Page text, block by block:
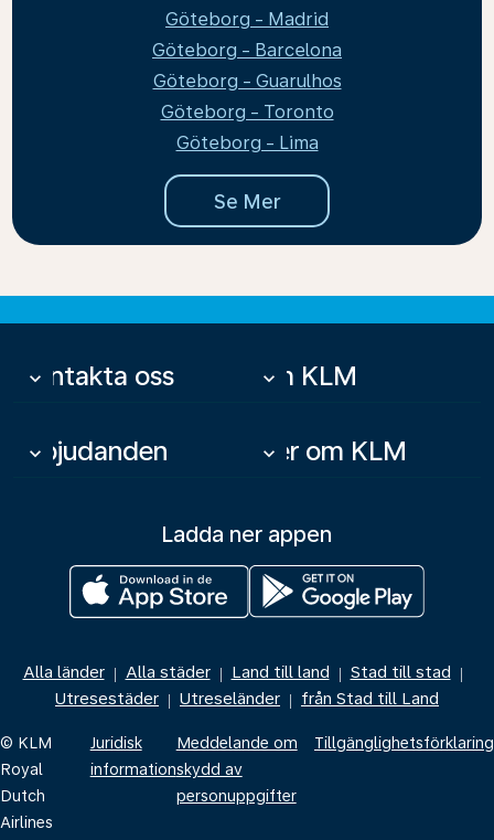
Göteborg - Madrid
Göteborg - Barcelona
Göteborg - Guarulhos
Göteborg - Toronto
Göteborg - Lima
Se Mer
Kontakta oss
keyboard_arrow_down Om KLM
keyboard_arrow_down
Erbjudanden
keyboard_arrow_down Mer om KLM
keyboard_arrow_down
Ladda ner appen
Alla länder | Alla städer | Land till land | Stad till stad |
Utresestäder | Utreseländer | från Stad till Land
© KLM
Royal
Dutch
Airlines
Juridisk
information
Meddelande om
skydd av
personuppgifter
Tillgänglighetsförklaring